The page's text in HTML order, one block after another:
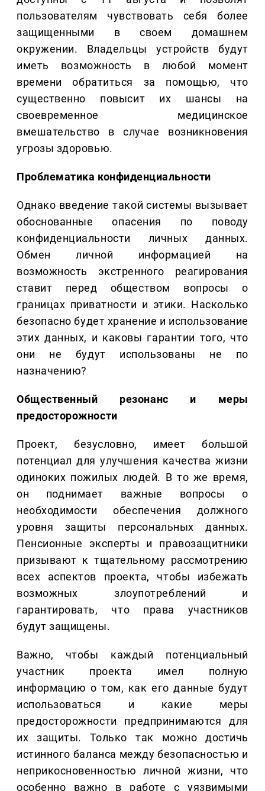
пользователям чувствовать себя более
защищенными в своем домашнем
окружении. Владельцы устройств будут
иметь возможность в любой момент
времени обратиться за помощью, что
существенно повысит их шансы на
своевременное медицинское
вмешательство в случае возникновения
угрозы здоровью.
Проблематика конфиденциальности
Однако введение такой системы вызывает
обоснованные опасения по поводу
конфиденциальности личных данных.
Обмен личной информацией на
возможность экстренного реагирования
ставит перед обществом вопросы о
границах приватности и этики. Насколько
безопасно будет хранение и использование
этих данных, и каковы гарантии того, что
они не будут использованы не по
назначению?
Общественный резонанс и меры
предосторожности
Проект, безусловно, имеет большой
потенциал для улучшения качества жизни
одиноких пожилых людей. В то же время,
он поднимает важные вопросы о
необходимости обеспечения должного
уровня защиты персональных данных.
Пенсионные эксперты и правозащитники
призывают к тщательному рассмотрению
всех аспектов проекта, чтобы избежать
возможных злоупотреблений и
гарантировать, что права участников
будут защищены.
Важно, чтобы каждый потенциальный
участник проекта имел полную
информацию о том, как его данные будут
использоваться и какие меры
предосторожности предпринимаются для
их защиты. Только так можно достичь
истинного баланса между безопасностью и
неприкосновенностью личной жизни, что
особенно важно в работе с уязвимыми